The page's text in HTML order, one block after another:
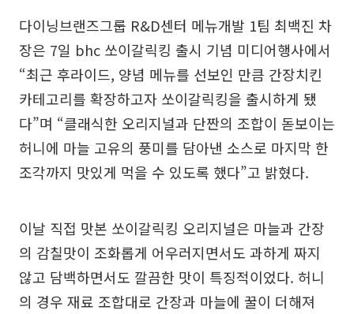
다이닝브랜즈그룹 R&D센터 메뉴개발 1팀 최백진 차
장은 7일 bhc 쏘이갈릭킹 출시 기념 미디어행사에서
“최근 후라이드, 양념 메뉴를 선보인 만큼 간장치킨
카테고리를 확장하고자 쏘이갈릭킹을 출시하게 됐
다”며 “클래식한 오리지널과 단짠의 조합이 돋보이는
허니에 마늘 고유의 풍미를 담아낸 소스로 마지막 한
조각까지 맛있게 먹을 수 있도록 했다”고 밝혔다.
이날 직접 맛본 쏘이갈릭킹 오리지널은 마늘과 간장
의 감칠맛이 조화롭게 어우러지면서도 과하게 짜지
않고 담백하면서도 깔끔한 맛이 특징적이었다. 허니
의 경우 재료 조합대로 간장과 마늘에 꿀이 더해져